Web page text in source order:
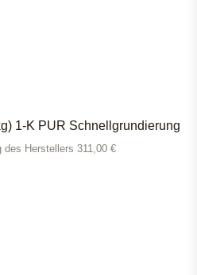
1-K PUR Schnellgrundierung
des Herstellers 311,00 €